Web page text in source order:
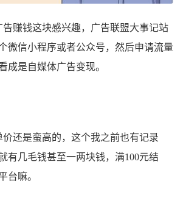
赚钱这块感兴趣，广告联盟大事记站
微信小程序或者公众号，然后申请流量
成是自媒体广告变现。
还是蛮高的，这个我之前也有记录
有几毛钱甚至一两块钱，满100元结
台嘛。